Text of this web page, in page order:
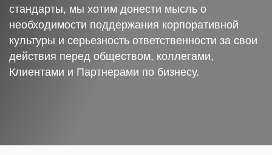
стандарты, мы хотим донести мысль о
необходимости поддержания корпоративной
культуры и серьезность ответственности за свои
действия перед обществом, коллегами,
Клиентами и Партнерами по бизнесу.